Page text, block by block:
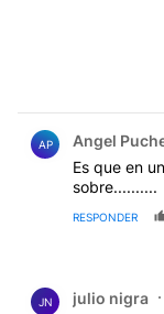
AP Angel
Es que en
sobre..........
RESPONDER
JN julio nigra